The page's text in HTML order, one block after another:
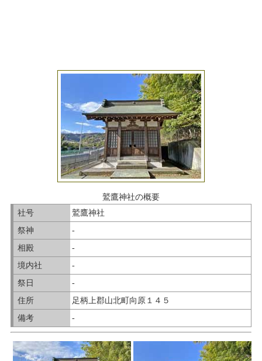
鷲鷹神社の概要
社号
鷲鷹神社
祭神
-
相殿
-
境内社
-
祭日
-
住所
足柄上郡山北町向原１４５
備考
-